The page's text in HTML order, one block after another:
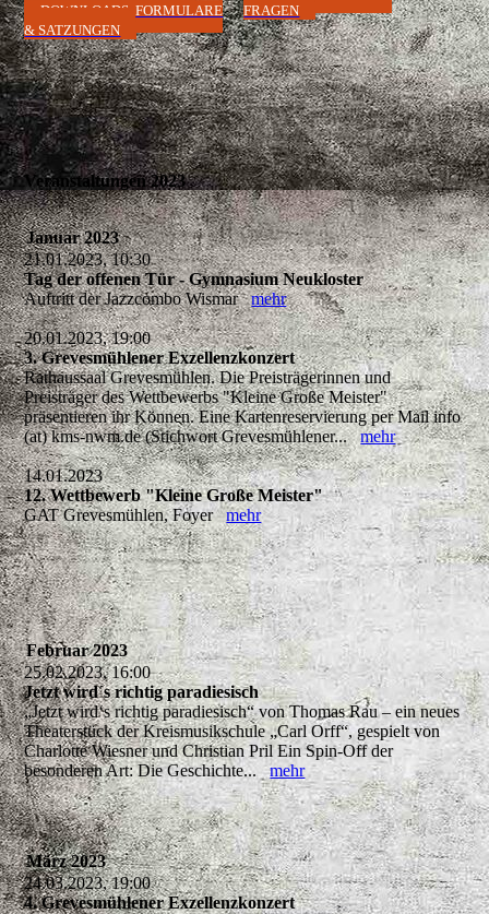
DOWNLOADS, FORMULARE
& SATZUNGEN
FRAGEN
Veranstaltungen 2023
Januar 2023
21.01.2023, 10:30
Tag der offenen Tür - Gymnasium Neukloster
Auftritt der Jazzcombo Wismarmehr
20.01.2023, 19:00
3. Grevesmühlener Exzellenzkonzert
Rathaussaal Grevesmühlen. Die Preisträgerinnen und
Preisträger des Wettbewerbs "Kleine Große Meister"
präsentieren ihr Können. Eine Kartenreservierung per Mail info
(at) kms-nwm.de (Stichwort Grevesmühlener...mehr
14.01.2023
12. Wettbewerb "Kleine Große Meister"
GAT Grevesmühlen, Foyermehr
Februar 2023
25.02.2023, 16:00
Jetzt wird´s richtig paradiesisch
„Jetzt wird‘s richtig paradiesisch“ von Thomas Rau – ein neues
Theaterstück der Kreismusikschule „Carl Orff“, gespielt von
Charlotte Wiesner und Christian Pril Ein Spin-Off der
besonderen Art: Die Geschichte...mehr
März 2023
24.03.2023, 19:00
4. Grevesmühlener Exzellenzkonzert